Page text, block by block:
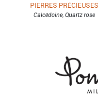
PIERRES PRÉCIEUSES
Calcédoine, Quartz rose